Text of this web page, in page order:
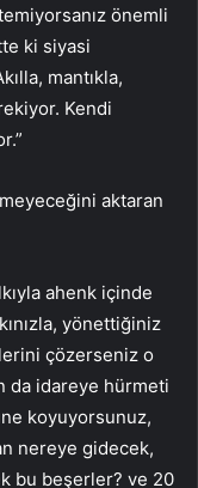
önemli
ki siyasi
mantıkla,
Kendi
aktaran
ahenk içinde
yönettiğiniz
çözerseniz o
da idareye hürmeti
koyuyorsunuz,
nereye gidecek,
bu beşerler? ve 20